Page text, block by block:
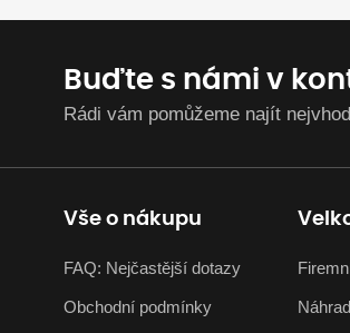
Buďte s námi v
Rádi vám pomůžeme najít
Vše o nákupu
FAQ: Nejčastější dotazy
Obchodní podmínky